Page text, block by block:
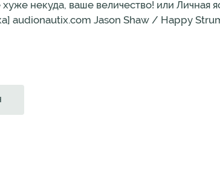
некуда, ваше величество! или Личная
audionautix.com Jason Shaw / Happy